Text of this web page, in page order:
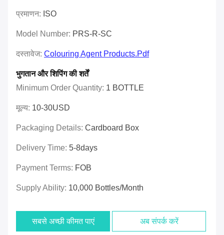
प्रमाणन: ISO
Model Number: PRS-R-SC
दस्तावेज: Colouring Agent Products.pdf
भुगतान और शिपिंग की शर्तें
Minimum Order Quantity: 1 BOTTLE
मूल्य: 10-30USD
Packaging Details: Cardboard Box
Delivery Time: 5-8days
Payment Terms: FOB
Supply Ability: 10,000 Bottles/month
सबसे अच्छी कीमत पाएं अब संपर्क करें